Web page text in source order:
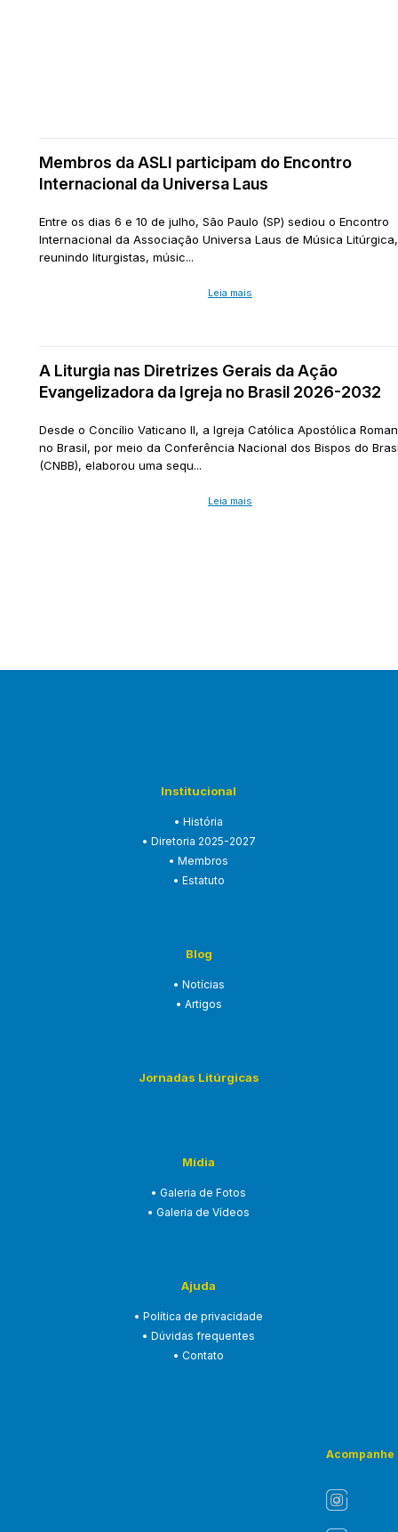
Membros da ASLI participam do Encontro
Internacional da Universa Laus
Entre os dias 6 e 10 de julho, São Paulo (SP) sediou o Encontro
Internacional da Associação Universa Laus de Música Litúrgica,
reunindo liturgistas, músic...
Leia mais
A Liturgia nas Diretrizes Gerais da Ação
Evangelizadora da Igreja no Brasil 2026-2032
Desde o Concílio Vaticano II, a Igreja Católica Apostólica
no Brasil, por meio da Conferência Nacional dos Bispos do
(CNBB), elaborou uma sequ...
Leia mais
Institucional
• História
• Diretoria 2025-2027
• Membros
• Estatuto
Blog
• Notícias
• Artigos
Jornadas Litúrgicas
Mídia
• Galeria de Fotos
• Galeria de Vídeos
Ajuda
• Política de privacidade
• Dúvidas frequentes
• Contato
Acompanhe